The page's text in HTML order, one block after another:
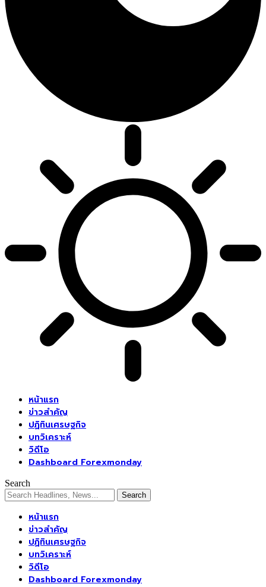
หน้าแรก
ข่าวสำคัญ
ปฏิทินเศรษฐกิจ
บทวิเคราะห์
วิดีโอ
Dashboard Forexmonday
Search
หน้าแรก
ข่าวสำคัญ
ปฏิทินเศรษฐกิจ
บทวิเคราะห์
วิดีโอ
Dashboard Forexmonday